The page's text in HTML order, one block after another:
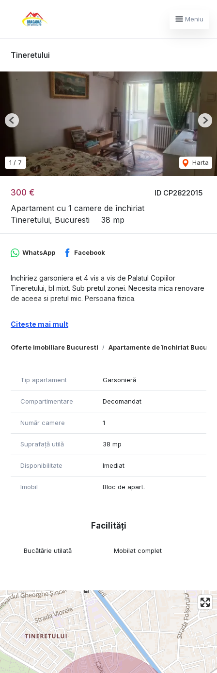
Meniu
Tineretului
ID CP2822015
300 €
Apartament cu 1 camere de închiriat
Tineretului, Bucuresti
38 mp
1 / 7 Harta
Previous
Oferte imobiliare Bucuresti Apartamente de închiriat
WhatsApp Facebook
Inchiriez garsoniera et 4 vis a vis de Palatul Copiilor
Tineretului, bl mixt. Sub pretul zonei. Necesita mica renovare
de aceea si pretul mic. Persoana fizica.
Citește mai mult
Tip apartament Garsonieră
Compartimentare Decomandat
Număr camere 1
Suprafață utilă 38 mp
Disponibilitate Imediat
Imobil Bloc de apart.
Facilități
Bucătărie utilată Mobilat complet